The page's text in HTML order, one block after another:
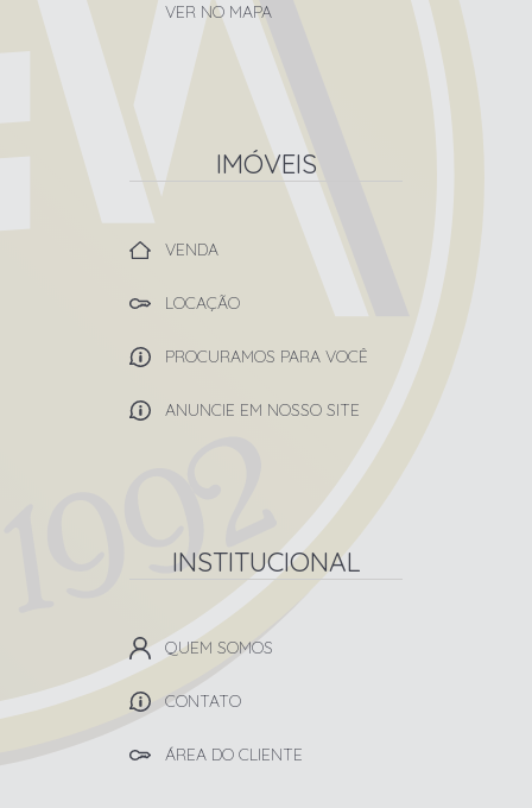
VER NO MAPA
IMÓVEIS
VENDA
LOCAÇÃO
PROCURAMOS PARA VOCÊ
ANUNCIE EM NOSSO SITE
INSTITUCIONAL
QUEM SOMOS
CONTATO
ÁREA DO CLIENTE